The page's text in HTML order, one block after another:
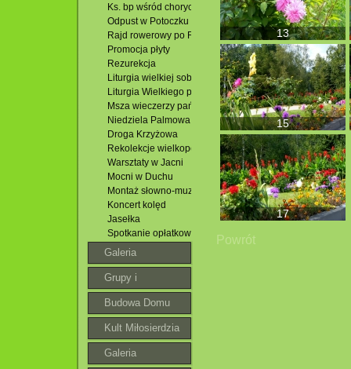
Ks. bp wśród chorych
Odpust w Potoczku
Rajd rowerowy po Roztoczu
Promocja płyty
Rezurekcja
Liturgia wielkiej soboty
Liturgia Wielkiego piątku
Msza wieczerzy pańskiej
Niedziela Palmowa
Droga Krzyżowa
Rekolekcje wielkopostne
Warsztaty w Jacni
Mocni w Duchu
Montaż słowno-muzyczny
Koncert kolęd
Jasełka
Spotkanie opłatkowe
Galeria
Grupy i
wspólnoty
Budowa Domu
Parafialnego
Kult Miłosierdzia
Bożego
Galeria
13
15
17
Powrót